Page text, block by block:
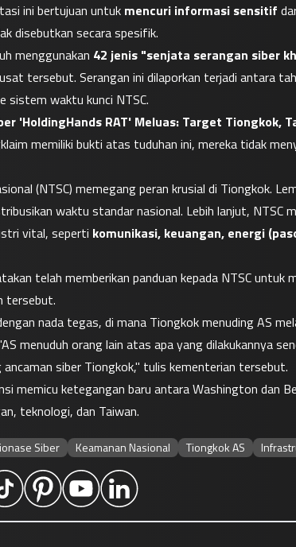
ini bertujuan untuk mencuri informasi sensitif
disebutkan secara spesifik.
menggunakan 42 jenis "senjata serangan siber
tersebut. Serangan ini dilaporkan terjadi antara
sistem waktu kunci NTSC.
'HoldingHands RAT' Meluas: Target Tiongkok,
memiliki bukti atas tuduhan ini, mereka tidak
(NTSC) memegang peran krusial di Tiongkok.
waktu standar nasional. Lebih lanjut, NTSC
vital, seperti komunikasi, keuangan, energi
telah memberikan panduan kepada NTSC untuk
tersebut.
nada tegas, di mana Tiongkok menuding AS
menuduh orang lain atas apa yang dilakukannya
siber Tiongkok," tulis kementerian tersebut.
memicu ketegangan baru antara Washington dan
teknologi, dan Taiwan.
Siber Keamanan Nasional Tiongkok AS